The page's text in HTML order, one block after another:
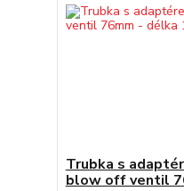
Trubka s
blow off ventil